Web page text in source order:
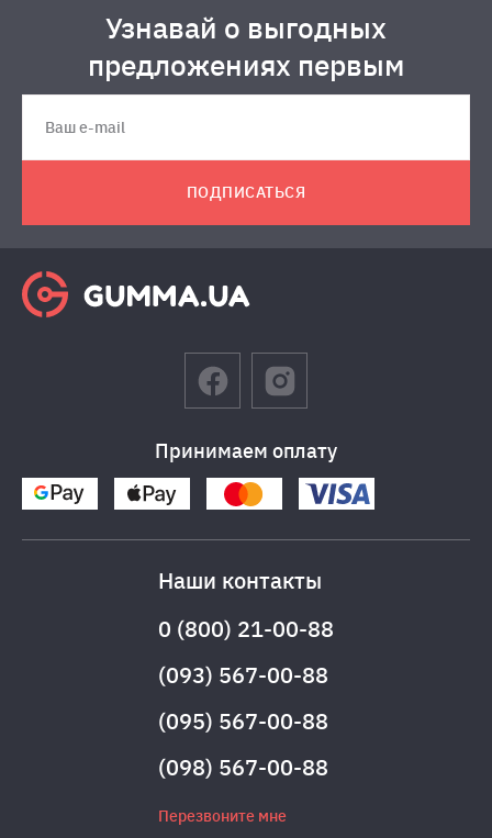
Узнавай о выгодных
предложениях первым
ПОДПИСАТЬСЯ
Принимаем оплату
Наши контакты
0 (800) 21-00-88
(093) 567-00-88
(095) 567-00-88
(098) 567-00-88
Перезвоните мне